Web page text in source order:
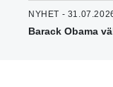
NYHET -
Barack Obama